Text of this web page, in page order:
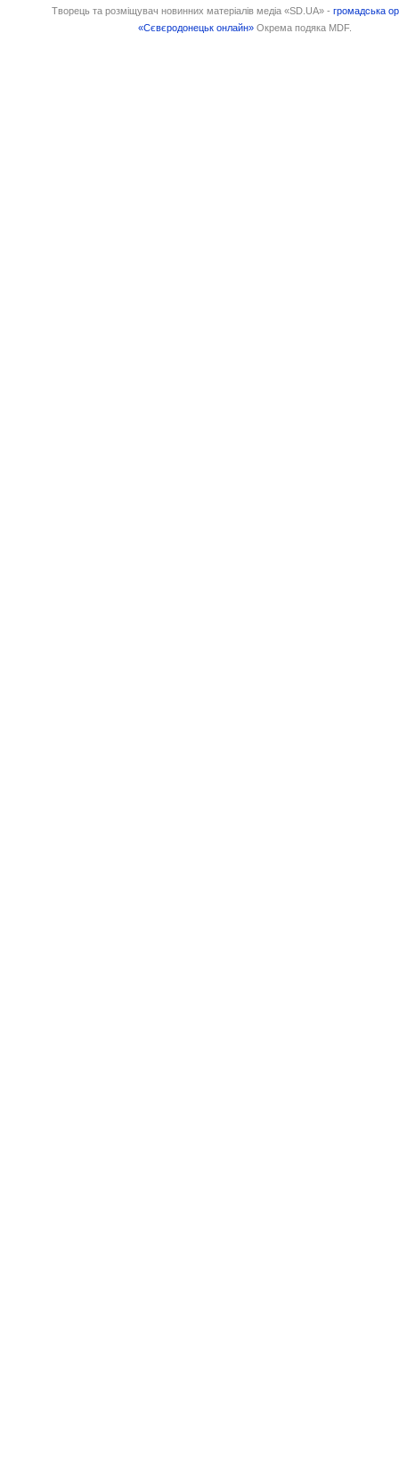
Творець та розміщувач новинних матеріалів медіа «SD.UA» -громадська
«Сєвєродонецьк онлайн» Окрема подяка MDF.